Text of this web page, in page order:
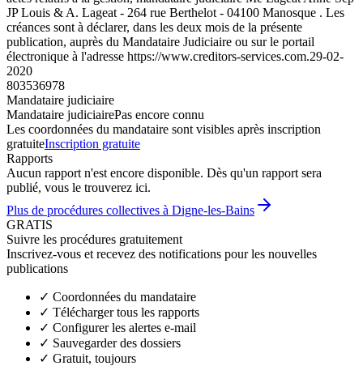
JP Louis & A. Lageat - 264 rue Berthelot - 04100 Manosque . Les
créances sont à déclarer, dans les deux mois de la présente
publication, auprès du Mandataire Judiciaire ou sur le portail
électronique à l'adresse https://www.creditors-services.com.29-02-
2020
803536978
Mandataire judiciaire
Mandataire judiciairePas encore connu
Les coordonnées du mandataire sont visibles après inscription
gratuiteInscription gratuite
Rapports
Aucun rapport n'est encore disponible. Dès qu'un rapport sera
publié, vous le trouverez ici.
Plus de procédures collectives à Digne-les-Bains
GRATIS
Suivre les procédures gratuitement
Inscrivez-vous et recevez des notifications pour les nouvelles
publications
✓ Coordonnées du mandataire
✓ Télécharger tous les rapports
✓ Configurer les alertes e-mail
✓ Sauvegarder des dossiers
✓ Gratuit, toujours